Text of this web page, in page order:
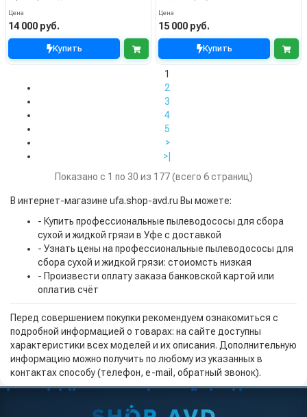
Цена
14 000 руб.
Купить
Цена
15 000 руб.
Купить
1
2
3
4
5
>
>|
Показано с 1 по 30 из 177 (всего 6 страниц)
В интернет-магазине ufa.shop-avd.ru Вы можете:
- Купить профессиональные пылеводососы для сбора
сухой и жидкой грязи в Уфе с доставкой
- Узнать цены на профессиональные пылеводососы для
сбора сухой и жидкой грязи: стоиомсть низкая
- Произвести оплату заказа банковской картой или
оплатив счёт
Перед совершением покупки рекомендуем ознакомиться с
подробной информацией о товарах: на сайте доступны
характеристики всех моделей и их описания. Дополнительную
информацию можно получить по любому из указанных в
контактах способу (телефон, e-mail, обратный звонок).